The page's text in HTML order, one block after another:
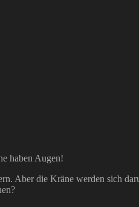
haben Augen!
Aber die Kräne werden sich